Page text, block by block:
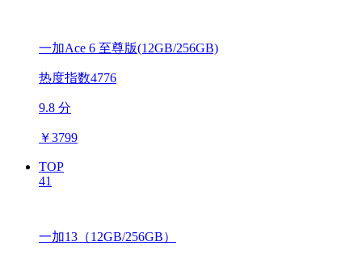
一加Ace 6 至尊版(12GB/256GB)
热度指数4776
9.8 分
￥3799
TOP
41
一加13（12GB/256GB）